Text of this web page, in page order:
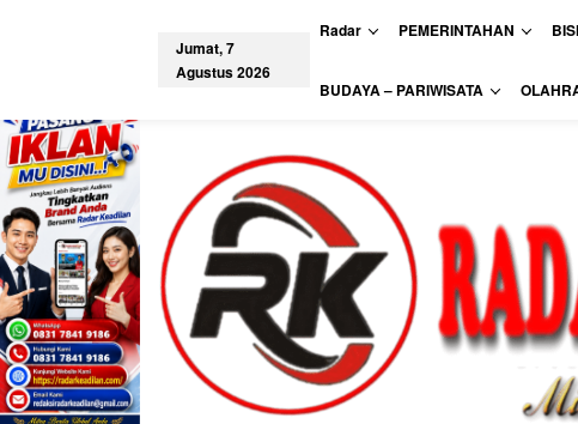
i
k
k
n
t
e
n
Jumat, 7
Agustus 2026
Radar PEMERINTAHAN
BUDAYA – PARIWISATA